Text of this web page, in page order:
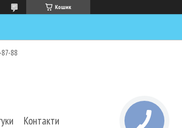
Кошик
88
Контакти